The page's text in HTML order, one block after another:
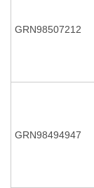
GRN98507212
GRN98494947